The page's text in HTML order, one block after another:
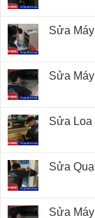
Sửa
Sửa
Sửa Loa
Sửa
Sửa